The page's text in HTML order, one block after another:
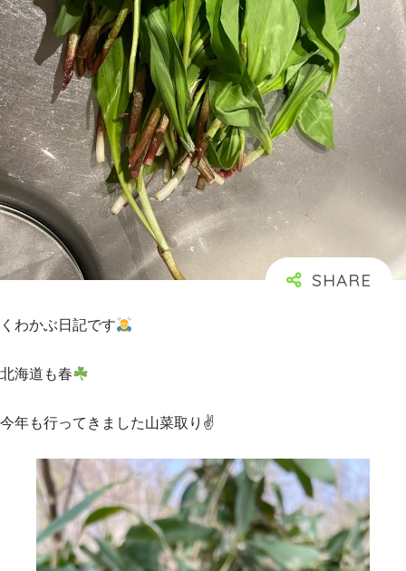
くわかぶ日記です
北海道も春
今年も行ってきました山菜取り✌️